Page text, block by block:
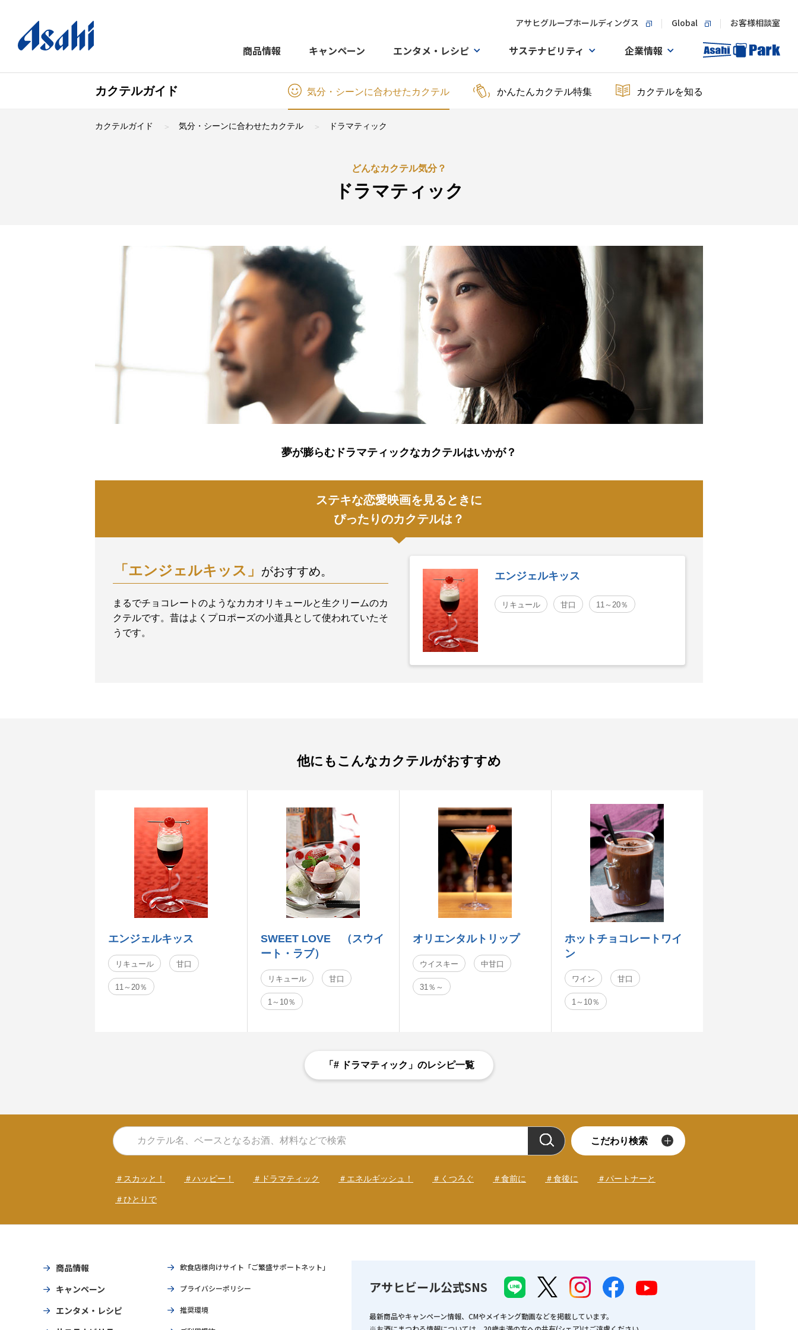
アサヒグループホールディングス Global お客様相談室
商品情報 キャンペーン エンタメ・レシピ サステナビリティ 企業情報
カクテルガイド 気分・シーンに合わせたカクテル かんたんカクテル特集 カクテルを知る
カクテルガイド 気分・シーンに合わせたカクテル ドラマティック
どんなカクテル気分？
ドラマティック
夢が膨らむドラマティックなカクテルはいかが？
ステキな恋愛映画を見るときに
ぴったりのカクテルは？
「エンジェルキッス」 がおすすめ。
まるでチョコレートのようなカカオリキュールと生クリームのカ
クテルです。昔はよくプロポーズの小道具として使われていたそ
うです。
エンジェルキッス
リキュール 甘口 11～20％
他にもこんなカクテルがおすすめ
エンジェルキッス
リキュール 甘口
11～20％
SWEET LOVE （スウイ
ート・ラブ）
リキュール 甘口
1～10％
オリエンタルトリップ
ウイスキー 中甘口
31％～
ホットチョコレートワイ
ン
ワイン 甘口
1～10％
「# ドラマティック」のレシピ一覧
こだわり検索
＃スカッと！ ＃ハッピー！ ＃ドラマティック ＃エネルギッシュ！ ＃くつろぐ ＃食前に ＃食後に ＃パートナーと
＃ひとりで
商品情報
キャンペーン
エンタメ・レシピ
飲食店様向けサイト「ご繁盛サポートネット」
プライバシーポリシー
推奨環境
アサヒビール公式SNS
最新商品やキャンペーン情報、CMやメイキング動画などを掲載しています。